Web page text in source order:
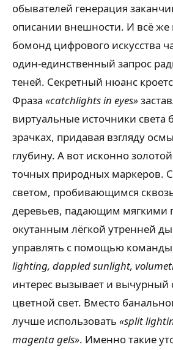
обывателей генерация
описании внешности. И всё
бомонд цифрового искусства
один-единственный запрос
теней. Секретный нюанс
Фраза «catchlights in eyes»
виртуальные источники света
зрачках, придавая взгляду
глубину. А вот исконно
точных природных маркеров.
светом, пробивающимся
деревьев, падающим мягкими
окутанным лёгкой утренней
управлять с помощью команды
lighting, dappled sunlight,
интерес вызывает и вычурный
цветной свет. Вместо
лучше использовать «split
magenta gels». Именно такие